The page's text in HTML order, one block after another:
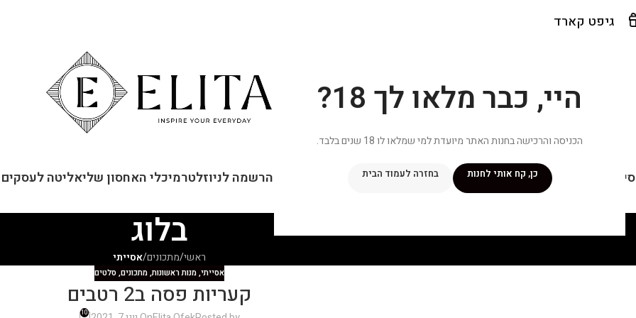
היי, כבר מלאו לך 18?
הכניסה והרכישה בחנות האתר מיועדת למי שמלאו לו 18 שנים בלבד.
כן, קח אותי לחנות בחזרה לעמוד הבית
גיפט קארד
שלי מתכוניםמנוי ״אליטה פלוס״חנותפרסומים במדיה הרשמה לניוזלטרמיכלי האחסון שליאליטה לעסקים
בלוג
ראשי/מתכונים/אסייתי
אסייתי,מנות ראשונות,מתכונים,סלטים
קעריות פסה ב2 רטבים
10